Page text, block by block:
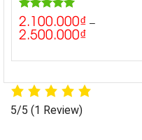
Rated5.00
out of 5
2.100.000₫ –
2.500.000₫
5/5 (1 Review)